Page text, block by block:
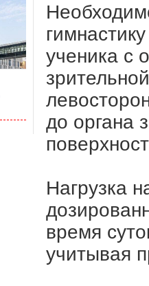
ученика с
до органа
Нагрузка
время
учитывая